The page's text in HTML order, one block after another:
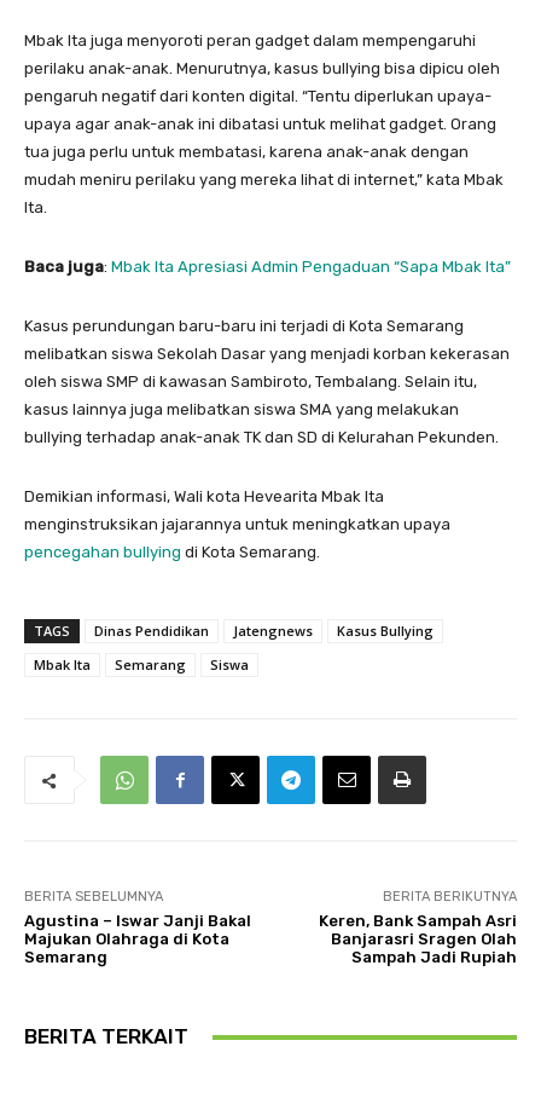
Mbak Ita juga menyoroti peran gadget dalam mempengaruhi
perilaku anak-anak. Menurutnya, kasus bullying bisa dipicu oleh
pengaruh negatif dari konten digital. “Tentu diperlukan upaya-
upaya agar anak-anak ini dibatasi untuk melihat gadget. Orang
tua juga perlu untuk membatasi, karena anak-anak dengan
mudah meniru perilaku yang mereka lihat di internet,” kata Mbak
Ita.
Baca juga: Mbak Ita Apresiasi Admin Pengaduan “Sapa Mbak Ita”
Kasus perundungan baru-baru ini terjadi di Kota Semarang
melibatkan siswa Sekolah Dasar yang menjadi korban kekerasan
oleh siswa SMP di kawasan Sambiroto, Tembalang. Selain itu,
kasus lainnya juga melibatkan siswa SMA yang melakukan
bullying terhadap anak-anak TK dan SD di Kelurahan Pekunden.
Demikian informasi, Wali kota Hevearita Mbak Ita
menginstruksikan jajarannya untuk meningkatkan upaya
pencegahan bullying di Kota Semarang.
TAGS Dinas Pendidikan Jatengnews
Kasus Bullying
Mbak Ita
Semarang Siswa
BERITA SEBELUMNYA
Agustina – Iswar Janji Bakal
Majukan Olahraga di Kota
Semarang
BERITA BERIKUTNYA
Keren, Bank Sampah Asri
Banjarasri Sragen Olah
Sampah Jadi Rupiah
BERITA TERKAIT